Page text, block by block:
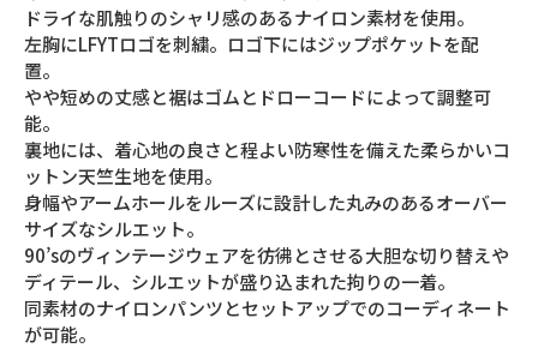
ドライな肌触りのシャリ感のあるナイロン素材を使用。
左胸にLFYTロゴを刺繍。ロゴ下にはジップポケットを配
置。
やや短めの丈感と裾はゴムとドローコードによって調整可
能。
裏地には、着心地の良さと程よい防寒性を備えた柔らかいコ
ットン天竺生地を使用。
身幅やアームホールをルーズに設計した丸みのあるオーバー
サイズなシルエット。
90’sのヴィンテージウェアを彷彿とさせる大胆な切り替えや
ディテール、シルエットが盛り込まれた拘りの一着。
同素材のナイロンパンツとセットアップでのコーディネート
が可能。